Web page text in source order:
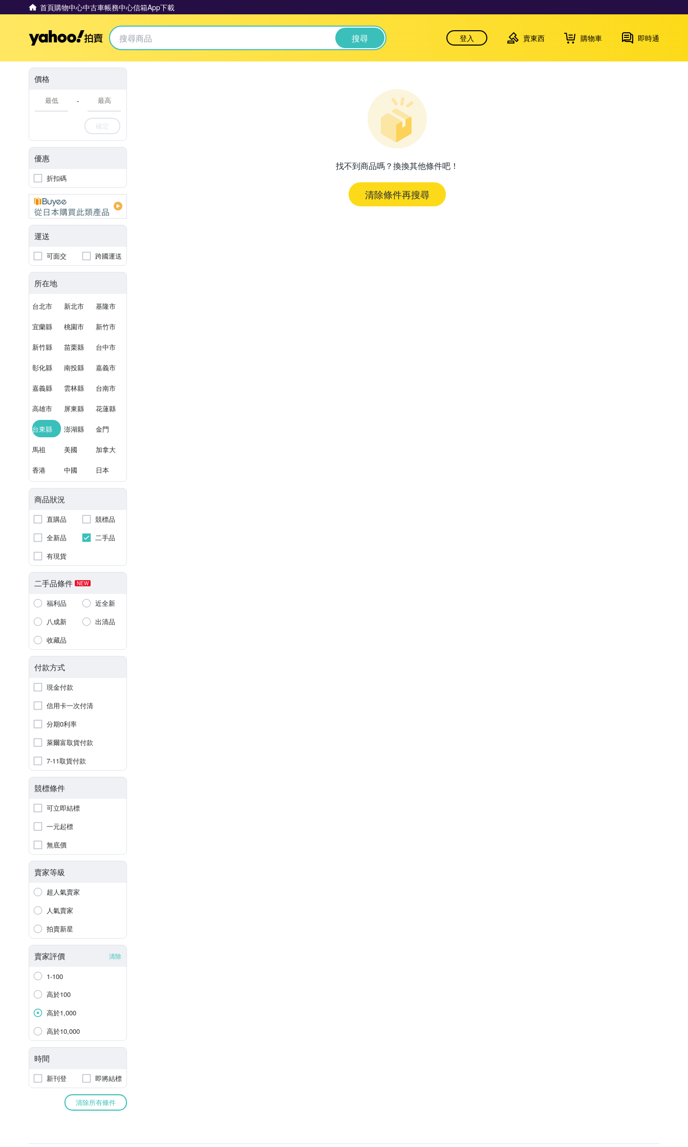
首頁購物中心中古車帳務中心信箱App下載
Yahoo拍賣 搜尋 登入 賣東西 購物車 即時通
價格
-
確定
優惠
折扣碼
運送
可面交 跨國運送
所在地
台北市 新北市 基隆市
宜蘭縣 桃園市 新竹市
新竹縣 苗栗縣 台中市
彰化縣 南投縣 嘉義市
嘉義縣 雲林縣 台南市
高雄市 屏東縣 花蓮縣
台東縣 澎湖縣 金門
馬祖 美國 加拿大
香港 中國 日本
商品狀況
直購品
競標品
全新品
二手品
有現貨
二手品條件 NEW
福利品
近全新
八成新
出清品
收藏品
付款方式
現金付款
信用卡一次付清
分期0利率
萊爾富取貨付款
7-11取貨付款
競標條件
可立即結標
一元起標
無底價
賣家等級
超人氣賣家
人氣賣家
拍賣新星
賣家評價 清除
1-100
高於100
高於1,000
高於10,000
時間
新刊登 即將結標
清除所有條件
找不到商品嗎？換換其他條件吧！
清除條件再搜尋